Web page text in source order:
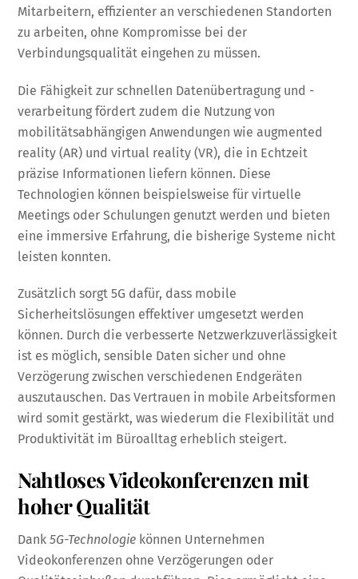
Mitarbeitern, effizienter an verschiedenen Standorten
zu arbeiten, ohne Kompromisse bei der
Verbindungsqualität eingehen zu müssen.
Die Fähigkeit zur schnellen Datenübertragung und -
verarbeitung fördert zudem die Nutzung von
mobilitätsabhängigen Anwendungen wie augmented
reality (AR) und virtual reality (VR), die in Echtzeit
präzise Informationen liefern können. Diese
Technologien können beispielsweise für virtuelle
Meetings oder Schulungen genutzt werden und bieten
eine immersive Erfahrung, die bisherige Systeme nicht
leisten konnten.
Zusätzlich sorgt 5G dafür, dass mobile
Sicherheitslösungen effektiver umgesetzt werden
können. Durch die verbesserte Netzwerkzuverlässigkeit
ist es möglich, sensible Daten sicher und ohne
Verzögerung zwischen verschiedenen Endgeräten
auszutauschen. Das Vertrauen in mobile Arbeitsformen
wird somit gestärkt, was wiederum die Flexibilität und
Produktivität im Büroalltag erheblich steigert.
Nahtloses Videokonferenzen mit
hoher Qualität
Dank5G-Technologie können Unternehmen
Videokonferenzen ohne Verzögerungen oder